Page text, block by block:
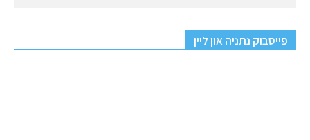
פייסבוק נתניה און ליין